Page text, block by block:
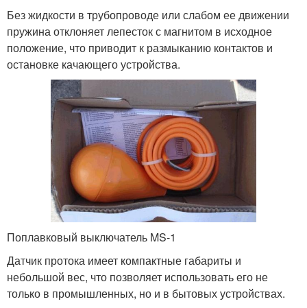
Без жидкости в трубопроводе или слабом ее движении
пружина отклоняет лепесток с магнитом в исходное
положение, что приводит к размыканию контактов и
остановке качающего устройства.
Поплавковый выключатель MS-1
Датчик протока имеет компактные габариты и
небольшой вес, что позволяет использовать его не
только в промышленных, но и в бытовых устройствах.